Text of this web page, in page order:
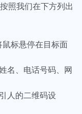
照我们在下方列出
鼠标悬停在目标面
名、电话号码、网
人的二维码设